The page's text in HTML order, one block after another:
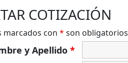
COTIZACIÓN
marcados con * son obligatorios
y Apellido*